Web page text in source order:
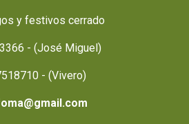
y festivos cerrado
- (José Miguel)
- (Vivero)